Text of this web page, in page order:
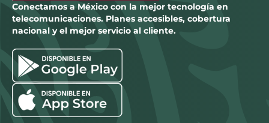
Conectamos a México con la mejor tecnología en
telecomunicaciones. Planes accesibles, cobertura
nacional y el mejor servicio al cliente.